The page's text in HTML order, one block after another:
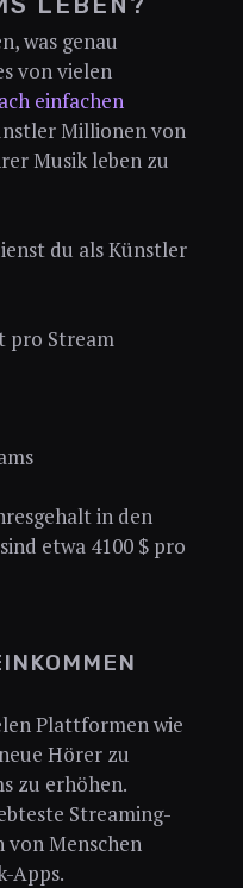
was genau
von vielen
einfachen
Millionen von
Musik leben zu
du als Künstler
pro Stream
in den
etwa 4100 $ pro
Plattformen wie
Hörer zu
zu erhöhen.
Streaming-
von Menschen
Apps.